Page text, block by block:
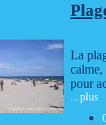
La
calme,
pour
...plus